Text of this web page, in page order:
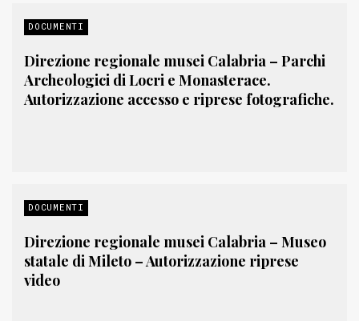
DOCUMENTI
Direzione regionale musei Calabria – Parchi
Archeologici di Locri e Monasterace.
Autorizzazione accesso e riprese fotografiche.
DOCUMENTI
Direzione regionale musei Calabria – Museo
statale di Mileto – Autorizzazione riprese
video